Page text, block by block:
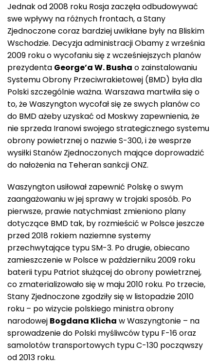
Jednak od 2008 roku Rosja zaczęła odbudowywać
swe wpływy na różnych frontach, a Stany
Zjednoczone coraz bardziej uwikłane były na Bliskim
Wschodzie. Decyzja administracji Obamy z września
2009 roku o wycofaniu się z wcześniejszych planów
prezydenta George’a W. Busha o zainstalowaniu
Systemu Obrony Przeciwrakietowej (BMD) była dla
Polski szczególnie ważna. Warszawa martwiła się o
to, że Waszyngton wycofał się ze swych planów co
do BMD ażeby uzyskać od Moskwy zapewnienia, że
nie sprzeda Iranowi swojego strategicznego systemu
obrony powietrznej o nazwie S-300, i że wesprze
wysiłki Stanów Zjednoczonych mające doprowadzić
do nałożenia na Teheran sankcji ONZ.
Waszyngton usiłował zapewnić Polskę o swym
zaangażowaniu w jej sprawy w trojaki sposób. Po
pierwsze, prawie natychmiast zmieniono plany
dotyczące BMD tak, by rozmieścić w Polsce jeszcze
przed 2018 rokiem naziemne systemy
przechwytające typu SM-3. Po drugie, obiecano
zamieszczenie w Polsce w październiku 2009 roku
baterii typu Patriot służącej do obrony powietrznej,
co zmaterializowało się w maju 2010 roku. Po trzecie,
Stany Zjednoczone zgodziły się w listopadzie 2010
roku – po wizycie polskiego ministra obrony
narodowej Bogdana Klicha w Waszyngtonie – na
sprowadzenie do Polski myśliwców typu F-16 oraz
samolotów transportowych typu C-130 począwszy
od 2013 roku.